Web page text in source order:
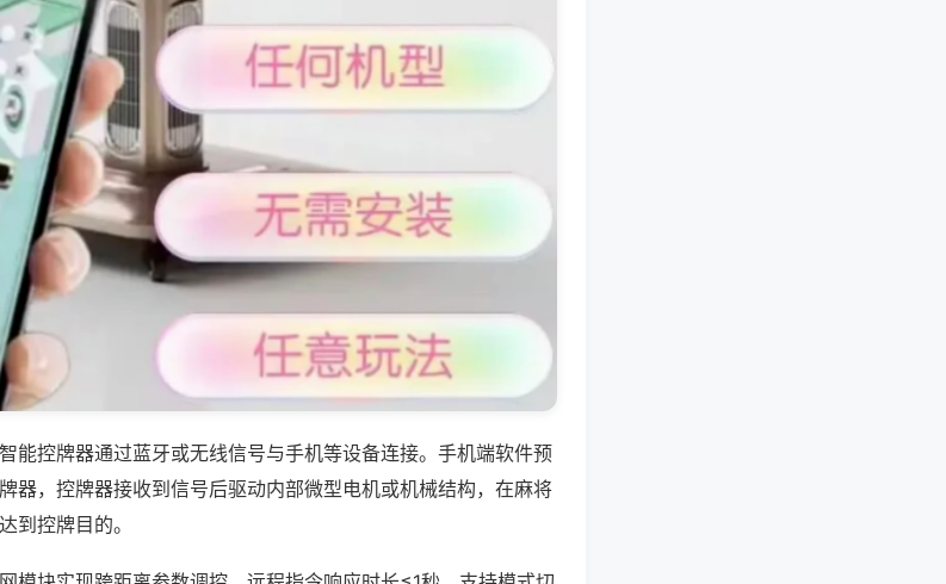
能控牌器通过蓝牙或无线信号与手机等设备连接。手机端软件预
器，控牌器接收到信号后驱动内部微型电机或机械结构，在麻将
到控牌目的。